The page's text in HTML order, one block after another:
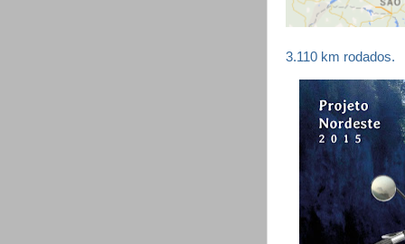
3.110 km rodados.